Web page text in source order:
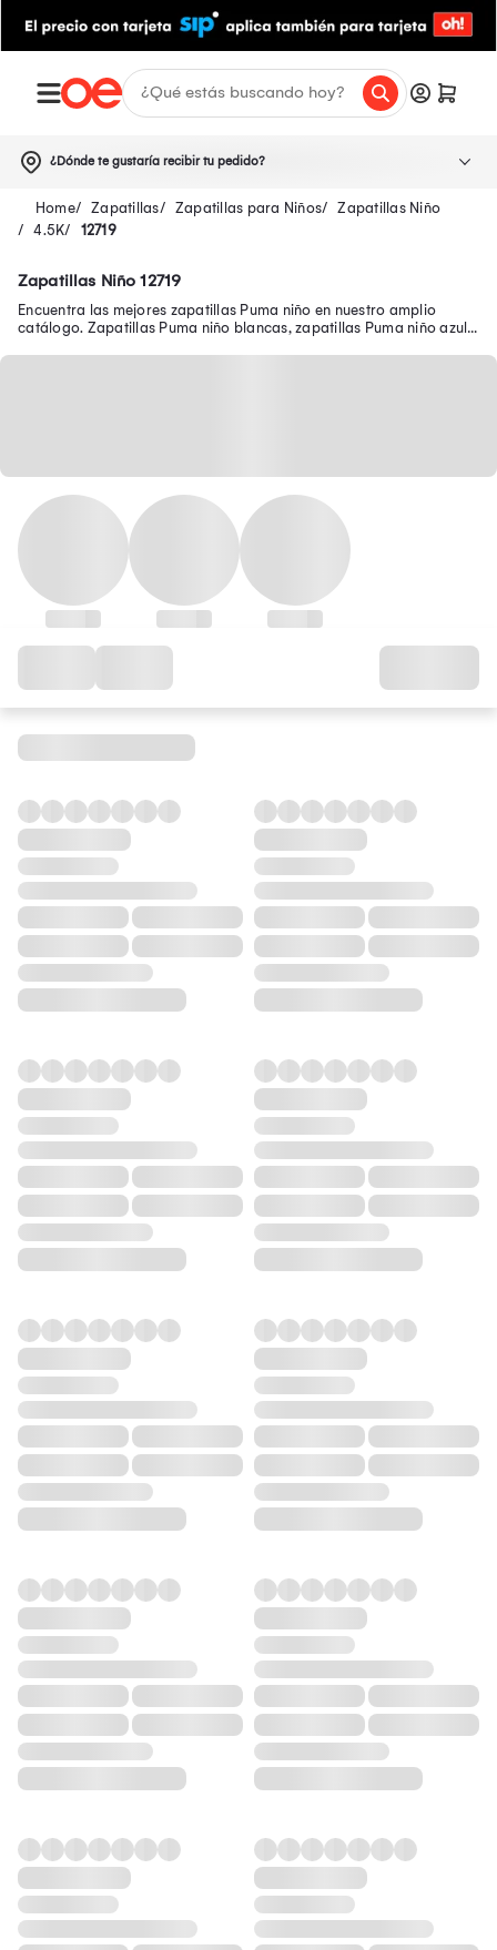
¿Dónde te gustaría recibir tu pedido?
Zapatillas Zapatillas para Niños
Zapatillas Niño
4.5K
12719
Zapatillas Niño 12719
Encuentra las mejores zapatillas Puma niño en nuestro amplio
catálogo. Zapatillas Puma niño blancas, zapatillas Puma niño azul y